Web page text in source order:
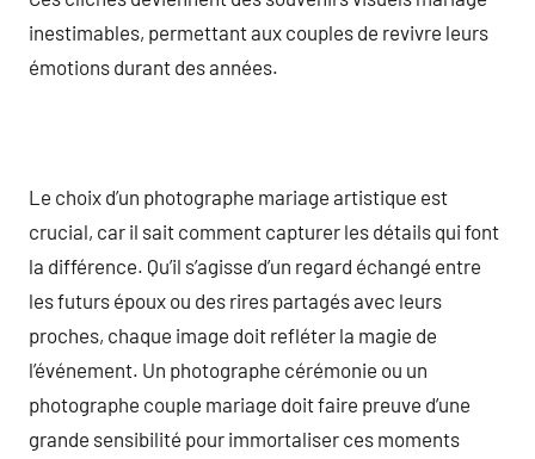
inestimables, permettant aux couples de revivre leurs
émotions durant des années.
Le choix d’un photographe mariage artistique est
crucial, car il sait comment capturer les détails qui font
la différence. Qu’il s’agisse d’un regard échangé entre
les futurs époux ou des rires partagés avec leurs
proches, chaque image doit refléter la magie de
l’événement. Un photographe cérémonie ou un
photographe couple mariage doit faire preuve d’une
grande sensibilité pour immortaliser ces moments